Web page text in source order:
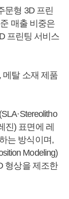
문형 3D 프린
매출 비중은
프린팅 서비스
메탈 소재 제품
진) 표면에 레
는 방식이며,
Modeling)
형상을 제조한